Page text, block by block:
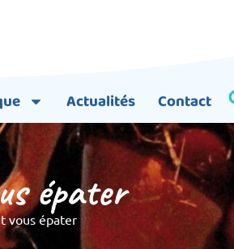
Actualités Contact
épater
vous épater